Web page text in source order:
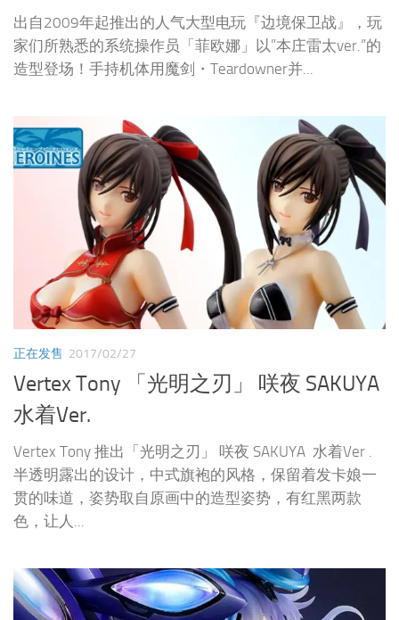
出自2009年起推出的人气大型电玩『边境保卫战』，玩
家们所熟悉的系统操作员「菲欧娜」以”本庄雷太ver.”的
造型登场！手持机体用魔剑・Teardowner并...
正在发售 2017/02/27
Vertex Tony 「光明之刃」 咲夜 SAKUYA
水着Ver.
Vertex Tony 推出「光明之刃」 咲夜 SAKUYA 水着Ver .
半透明露出的设计，中式旗袍的风格，保留着发卡娘一
贯的味道，姿势取自原画中的造型姿势，有红黑两款
色，让人...